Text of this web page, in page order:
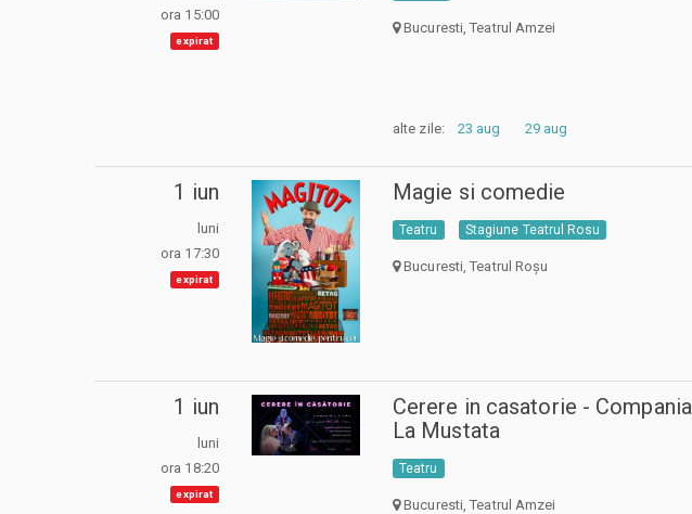
ora 15:00
expirat
Bucuresti, Teatrul Amzei
alte zile: 23 aug 29 aug
1 iun
luni
ora 17:30
expirat
Magie si comedie
Teatru Stagiune Teatrul Rosu
Bucuresti, Teatrul Roșu
1 iun
luni
ora 18:20
expirat
Cerere in casatorie - Compania
La Mustata
Teatru
Bucuresti, Teatrul Amzei